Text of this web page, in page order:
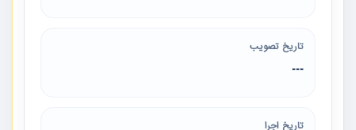
تاریخ تصویب
---
تاریخ اجرا